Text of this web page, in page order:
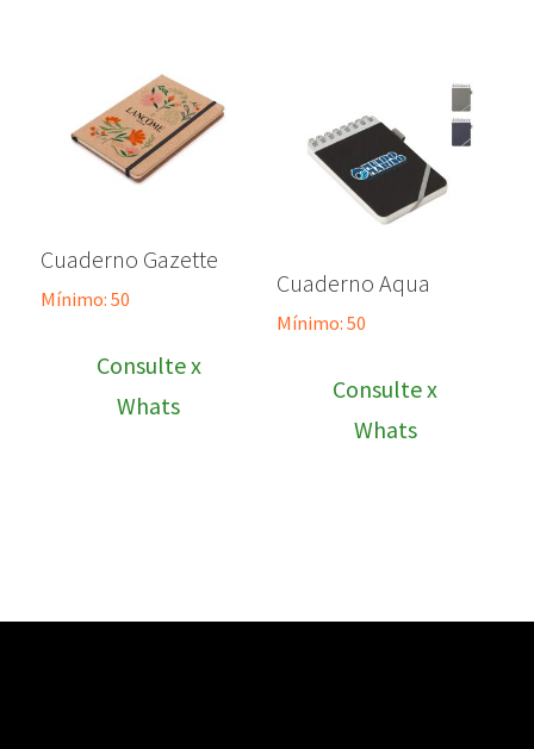
Cuaderno Gazette
Mínimo: 50
Consulte x
Whats
Cuaderno Aqua
Mínimo: 50
Consulte x
Whats